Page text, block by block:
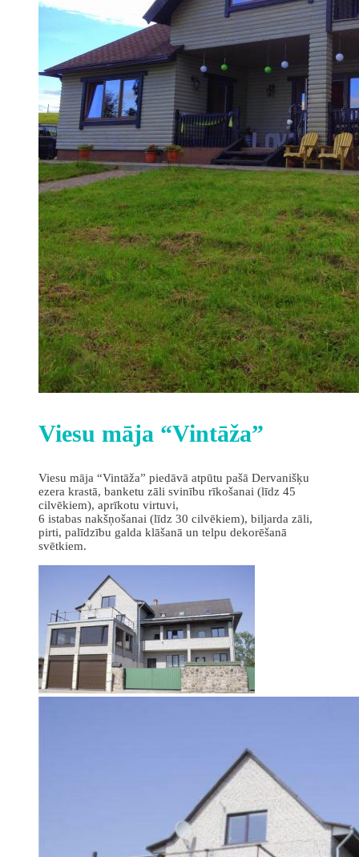
Viesu māja “Vintāža”
Viesu māja “Vintāža” piedāvā atpūtu pašā Dervanišķu
ezera krastā, banketu zāli svinību rīkošanai (līdz 45
cilvēkiem), aprīkotu virtuvi,
6 istabas nakšņošanai (līdz 30 cilvēkiem), biljarda zāli,
pirti, palīdzību galda klāšanā un telpu dekorēšanā
svētkiem.